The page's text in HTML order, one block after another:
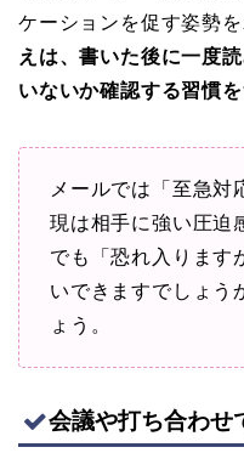
ケーションを促す姿勢を
えは、書いた後に一度
いないか確認する習慣
メールでは「至急対
現は相手に強い圧迫
でも「恐れ入ります
いできますでしょう
ょう。
会議や打ち合わせ